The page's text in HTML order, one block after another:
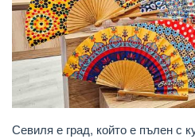
Севиля е град, който е пълен с